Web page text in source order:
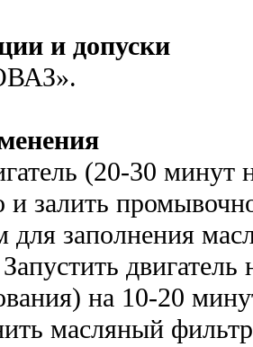
и допуски
(20-30 минут
и залить
для заполнения
на 10-20
масляный